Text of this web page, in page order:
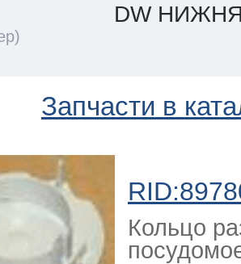
DW
Запчасти в
Кольцо